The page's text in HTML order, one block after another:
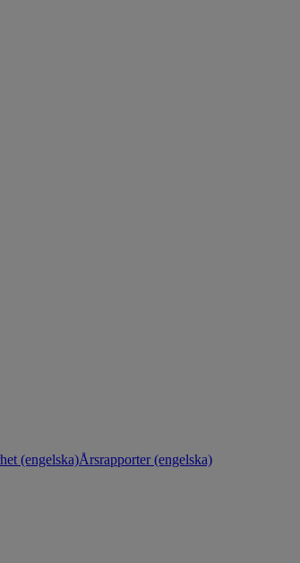
(engelska)Årsrapporter (engelska)